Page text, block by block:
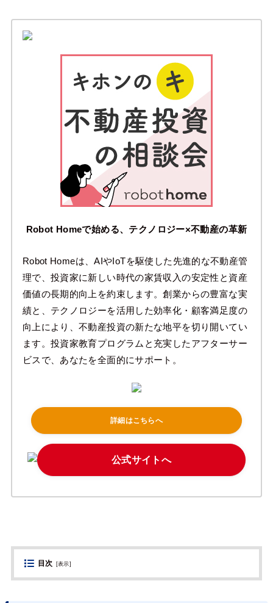
Robot Homeで始める、テクノロジー×不動産の革新
Robot Homeは、AIやIoTを駆使した先進的な不動産管
理で、投資家に新しい時代の家賃収入の安定性と資産
価値の長期的向上を約束します。創業からの豊富な実
績と、テクノロジーを活用した効率化・顧客満足度の
向上により、不動産投資の新たな地平を切り開いてい
ます。投資家教育プログラムと充実したアフターサー
ビスで、あなたを全面的にサポート。
詳細はこちらへ
公式サイトへ
目次 [表示]